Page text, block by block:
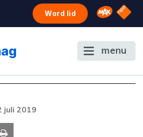
Word lid Omroep
NPO
menu
juli 2019